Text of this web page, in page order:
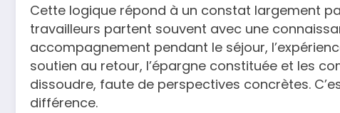
Cette logique répond à un constat largement
travailleurs partent souvent avec une
accompagnement pendant le séjour,
soutien au retour, l’épargne constituée et les
dissoudre, faute de perspectives concrètes.
différence.